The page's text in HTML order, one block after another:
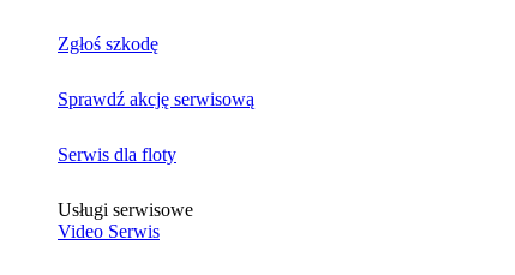
Zgłoś szkodę
Sprawdź akcję serwisową
Serwis dla floty
Usługi serwisowe
Video Serwis